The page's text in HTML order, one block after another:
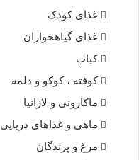
غذای کودک
غذای گیاهخواران
کباب
کوفته ، کوکو و دلمه
ماکارونی و لازانیا
ماهی و غذاهای دریایی
مرغ و پرندگان